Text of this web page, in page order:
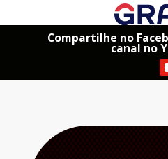
Compartilhe no
canal no